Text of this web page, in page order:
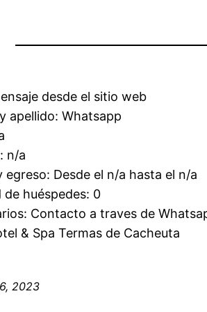
desde el sitio web
apellido: Whatsapp
n/a
egreso: Desde el n/a hasta el n/a
de huéspedes: 0
Contacto a traves de
& Spa Termas de Cacheuta
2023